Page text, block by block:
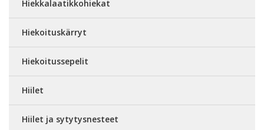
Hiekkalaatikkohiekat
Hiekoituskärryt
Hiekoitussepelit
Hiilet
Hiilet ja sytytysnesteet